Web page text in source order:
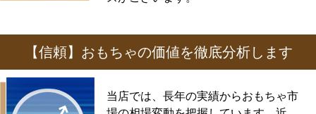
【信頼】おもちゃの価値を徹底分析します
当店では、長年の実績からおもちゃ市